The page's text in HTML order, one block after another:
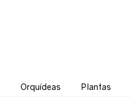
Orquídeas Plantas